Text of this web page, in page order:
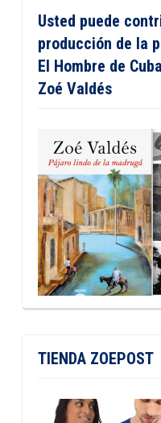
Usted puede
producción de la
El Hombre de
Zoé Valdés
TIENDA ZOEPOST